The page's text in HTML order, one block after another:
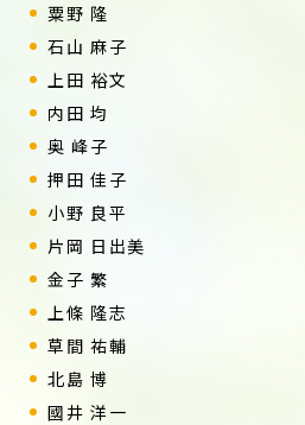
粟野 隆
石山 麻子
上田 裕文
内田 均
奥 峰子
押田 佳子
小野 良平
片岡 日出美
金子 繁
上條 隆志
草間 祐輔
北島 博
國井 洋一